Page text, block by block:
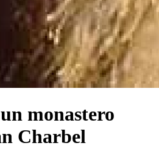
monastero
Charbel